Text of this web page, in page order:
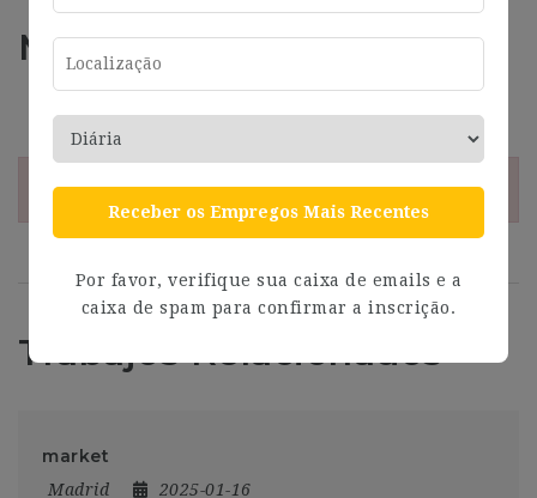
Más información
¡Esta oferta esta caducada!
Trabajos Relacionados
market
Madrid 2025-01-16
Receber os Empregos Mais Recentes
Por favor, verifique sua caixa de emails e a
caixa de spam para confirmar a inscrição.